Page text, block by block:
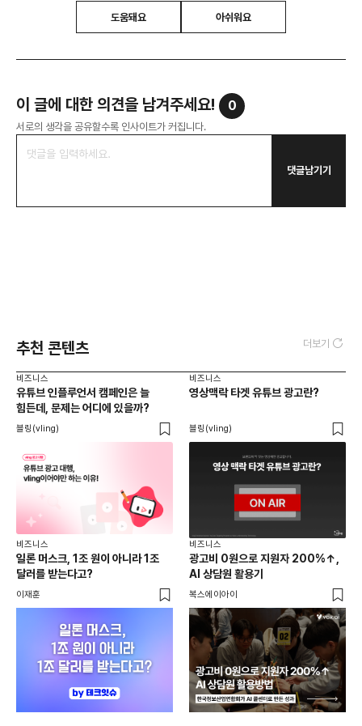
도움돼요 아쉬워요
이 글에 대한 의견을 남겨주세요! 0
서로의 생각을 공유할수록 인사이트가 커집니다.
댓글남기기
추천 콘텐츠 더보기
비즈니스
유튜브 인플루언서 캠페인은 늘
힘든데, 문제는 어디에 있을까?
블링(vling)
비즈니스
영상맥락 타겟 유튜브 광고란?
블링(vling)
비즈니스
일론 머스크, 1조 원이 아니라 1조
달러를 받는다고?
이재훈
비즈니스
광고비 0원으로 지원자 200%↑,
AI 상담원 활용기
복스에이아이